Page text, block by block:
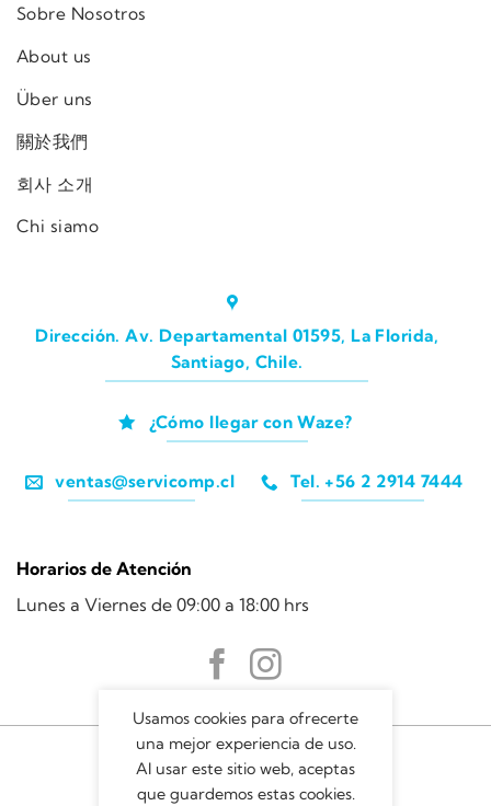
Sobre Nosotros
About us
Über uns
關於我們
회사 소개
Chi siamo
Dirección. Av. Departamental 01595, La Florida,
Santiago, Chile.
¿Cómo llegar con Waze?
ventas@servicomp.cl Tel. +56 2 2914 7444
Horarios de Atención
Lunes a Viernes de 09:00 a 18:00 hrs
Usamos cookies para ofrecerte
una mejor experiencia de uso.
Al usar este sitio web, aceptas
que guardemos estas cookies.